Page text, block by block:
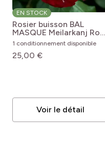
EN STOCK
Rosier buisson BAL
MASQUE Meilarkanj Rosa
'Meilarkanj' BAL
MASQUÉ®
1 conditionnement disponible
25,00 €
Voir le détail